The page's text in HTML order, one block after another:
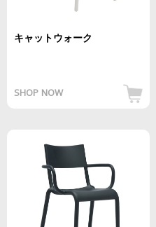
キャットウォーク
SHOP NOW